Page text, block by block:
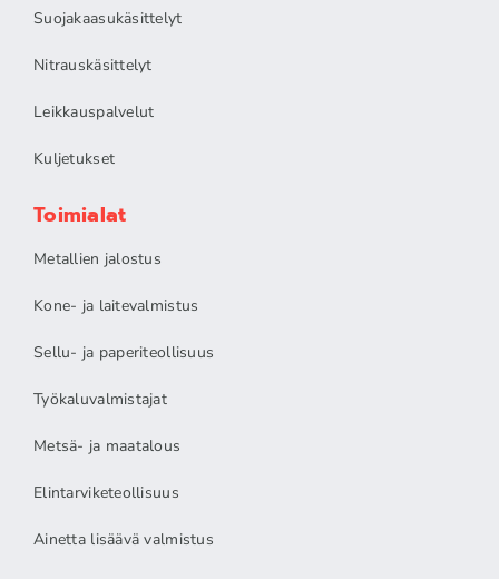
Suojakaasukäsittelyt
Nitrauskäsittelyt
Leikkauspalvelut
Kuljetukset
Toimialat
Metallien jalostus
Kone- ja laitevalmistus
Sellu- ja paperiteollisuus
Työkaluvalmistajat
Metsä- ja maatalous
Elintarviketeollisuus
Ainetta lisäävä valmistus